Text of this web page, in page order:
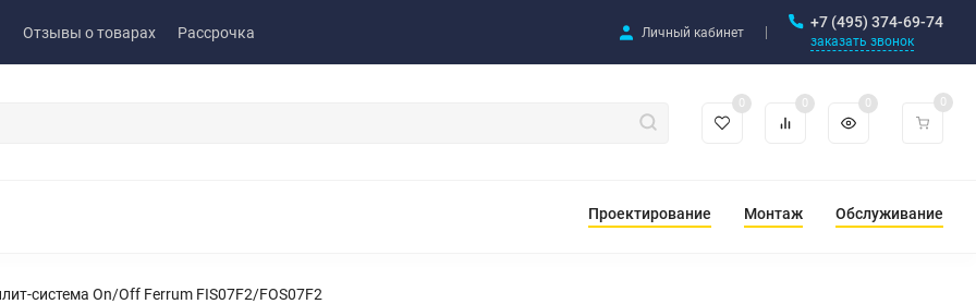
Отзывы о товарах Рассрочка Личный кабинет
+7 (495) 374-69-74
заказать звонок
0 0 0 0
Проектирование Монтаж Обслуживание
система On/Off Ferrum FIS07F2/FOS07F2